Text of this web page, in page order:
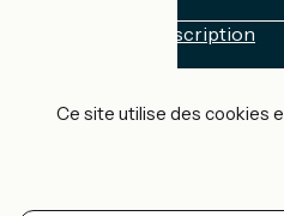
Conditions d'inscription
Ce site utilise des cookies